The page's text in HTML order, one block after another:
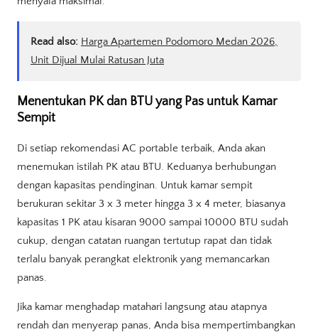
Read also: Harga Apartemen Podomoro Medan 2026,
Unit Dijual Mulai Ratusan Juta
Menentukan PK dan BTU yang Pas untuk Kamar
Sempit
Di setiap rekomendasi AC portable terbaik, Anda akan
menemukan istilah PK atau BTU. Keduanya berhubungan
dengan kapasitas pendinginan. Untuk kamar sempit
berukuran sekitar 3 x 3 meter hingga 3 x 4 meter, biasanya
kapasitas 1 PK atau kisaran 9000 sampai 10000 BTU sudah
cukup, dengan catatan ruangan tertutup rapat dan tidak
terlalu banyak perangkat elektronik yang memancarkan
panas.
Jika kamar menghadap matahari langsung atau atapnya
rendah dan menyerap panas, Anda bisa mempertimbangkan